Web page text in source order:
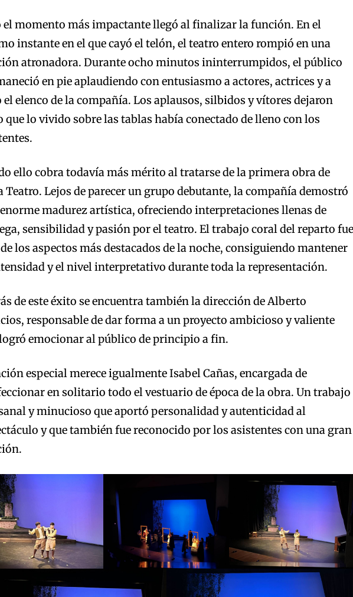
el momento más impactante llegó al finalizar la función. En el
instante en el que cayó el telón, el teatro entero rompió en una
atronadora. Durante ocho minutos ininterrumpidos, el público
en pie aplaudiendo con entusiasmo a actores, actrices y a
el elenco de la compañía. Los aplausos, silbidos y vítores dejaron
que lo vivido sobre las tablas había conectado de lleno con los
ello cobra todavía más mérito al tratarse de la primera obra de
Teatro. Lejos de parecer un grupo debutante, la compañía demostró
madurez artística, ofreciendo interpretaciones llenas de
sensibilidad y pasión por el teatro. El trabajo coral del reparto fue
los aspectos más destacados de la noche, consiguiendo mantener
y el nivel interpretativo durante toda la representación.
de este éxito se encuentra también la dirección de Alberto
responsable de dar forma a un proyecto ambicioso y valiente
emocionar al público de principio a fin.
especial merece igualmente Isabel Cañas, encargada de
en solitario todo el vestuario de época de la obra. Un trabajo
y minucioso que aportó personalidad y autenticidad al
y que también fue reconocido por los asistentes con una gran